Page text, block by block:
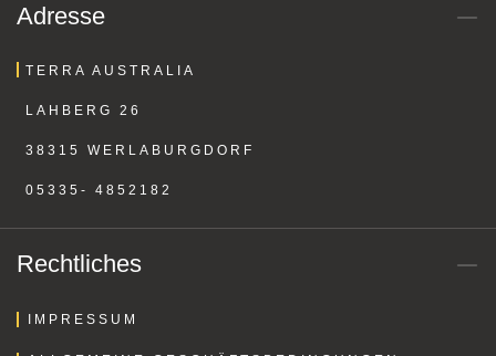
Adresse
TERRA AUSTRALIA
LAHBERG 26
38315 WERLABURGDORF
05335- 4852182
Rechtliches
IMPRESSUM